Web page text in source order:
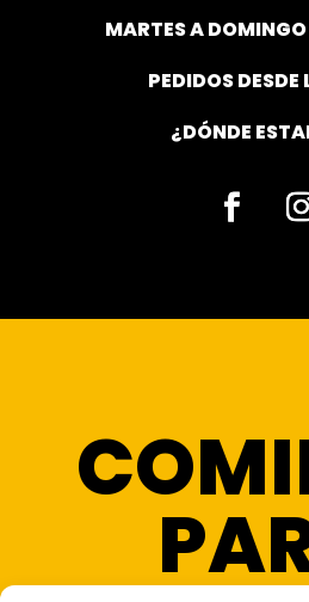
MARTES A DOMINGO
PEDIDOS
¿DÓNDE